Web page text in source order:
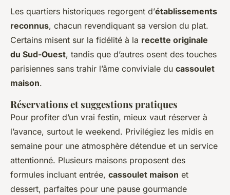
Les quartiers historiques regorgent d’établissements
reconnus, chacun revendiquant sa version du plat.
Certains misent sur la fidélité à la recette originale
du Sud-Ouest, tandis que d’autres osent des touches
parisiennes sans trahir l’âme conviviale du cassoulet
maison.
Réservations et suggestions pratiques
Pour profiter d’un vrai festin, mieux vaut réserver à
l’avance, surtout le weekend. Privilégiez les midis en
semaine pour une atmosphère détendue et un service
attentionné. Plusieurs maisons proposent des
formules incluant entrée, cassoulet maison et
dessert, parfaites pour une pause gourmande